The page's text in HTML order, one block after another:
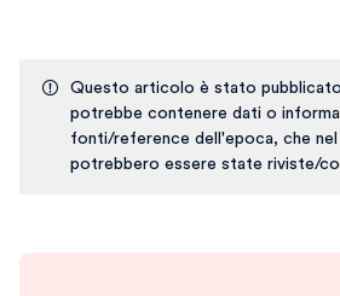
Questo articolo è stato pubblicato
potrebbe contenere dati o
fonti/reference dell'epoca, che nel
potrebbero essere state riviste/